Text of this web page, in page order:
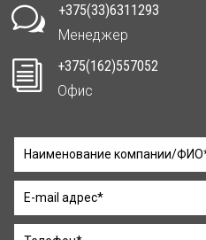
w
+375(33)6311293
Менеджер
i
+375(162)557052
Офис